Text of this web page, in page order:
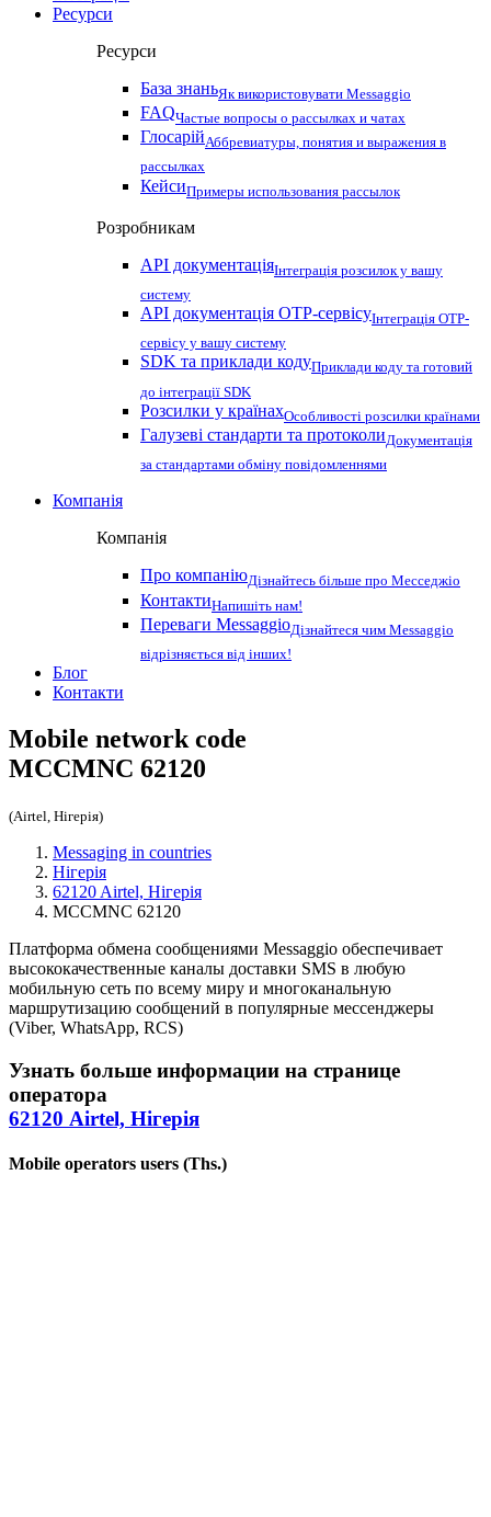
Ресурси
Ресурси
База знаньЯк використовувати Messaggio
FAQЧастые вопросы о рассылках и чатах
ГлосарійАббревиатуры, понятия и выражения в
рассылках
КейсиПримеры использования рассылок
Розробникам
API документаціяІнтеграція розсилок у вашу
систему
API документація OTP-сервісуІнтеграція OTP-
сервісу у вашу систему
SDK та приклади кодуПриклади коду та готовий
до інтеграції SDK
Розсилки у країнахОсобливості розсилки країнами
Галузеві стандарти та протоколиДокументація
за стандартами обміну повідомленнями
Компанія
Компанія
Про компаніюДізнайтесь більше про Месседжіо
КонтактиНапишіть нам!
Переваги MessaggioДізнайтеся чим Messaggio
відрізняється від інших!
Блог
Контакти
Mobile network code
MCCMNC 62120
(Airtel, Нігерія)
Messaging in countries
Нігерія
62120 Airtel, Нігерія
MCCMNC 62120
Платформа обмена сообщениями Messaggio обеспечивает
высококачественные каналы доставки SMS в любую
мобильную сеть по всему миру и многоканальную
маршрутизацию сообщений в популярные мессенджеры
(Viber, WhatsApp, RCS)
Узнать больше информации на странице
оператора
62120 Airtel, Нігерія
Mobile operators users (Ths.)